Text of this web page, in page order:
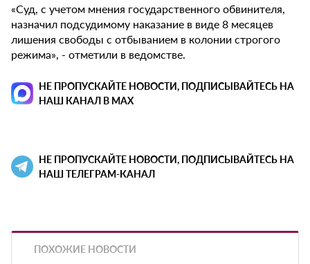
«Суд, с учетом мнения государственного обвинителя,
назначил подсудимому наказание в виде 8 месяцев
лишения свободы с отбыванием в колонии строгого
режима», - отметили в ведомстве.
НЕ ПРОПУСКАЙТЕ НОВОСТИ, ПОДПИСЫВАЙТЕСЬ НА
НАШ КАНАЛ В MAX
НЕ ПРОПУСКАЙТЕ НОВОСТИ, ПОДПИСЫВАЙТЕСЬ НА
НАШ ТЕЛЕГРАМ-КАНАЛ
ПОХОЖИЕ НОВОСТИ